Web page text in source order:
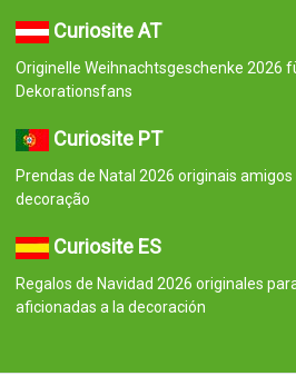
Curiosite AT
Originelle Weihnachtsgeschenke 2026
Dekorationsfans
Curiosite PT
Prendas de Natal 2026 originais
decoração
Curiosite ES
Regalos de Navidad 2026 originales
aficionadas a la decoración